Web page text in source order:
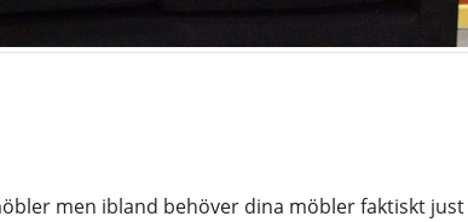
men ibland behöver dina möbler faktiskt just